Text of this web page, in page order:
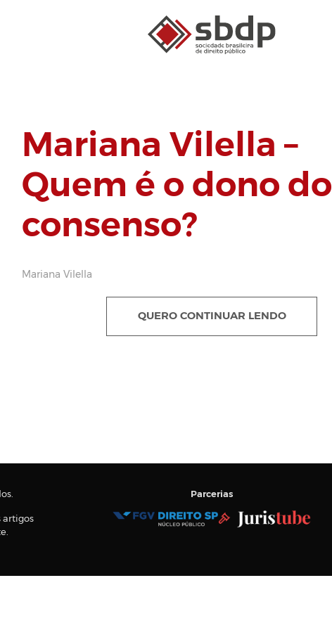
Mariana Vilella –
Quem é o dono do
consenso?
Mariana Vilella
QUERO CONTINUAR LENDO
artigos
Parcerias